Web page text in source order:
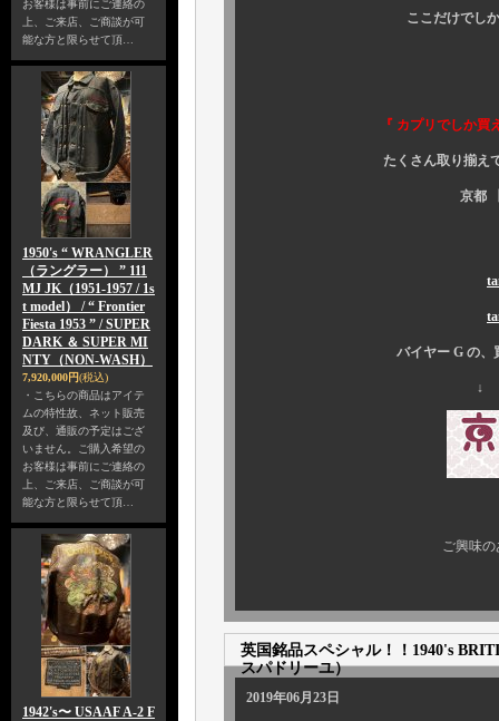
お客様は事前にご連絡の
上、ご来店、ご商談が可
能な方と限らせて頂…
1950's “ WRANGLER
（ラングラー） ” 111
MJ JK（1951-1957 / 1s
t model） / “ Frontier
Fiesta 1953 ” / SUPER
DARK ＆ SUPER MI
NTY（NON-WASH）
7,920,000円(税込)
・こちらの商品はアイテ
ムの特性故、ネット販売
及び、通販の予定はござ
いません。ご購入希望の
お客様は事前にご連絡の
上、ご来店、ご商談が可
能な方と限らせて頂…
1942's〜 USAAF A-2 F
ここだけでしか手に
『 カプリでしか買
たくさん取り揃えて、皆様方
京都
バイヤー G の、買い付け裏
↓
ご興味
英国銘品スペシャル！！1940's
スパドリーユ）
2019年06月23日